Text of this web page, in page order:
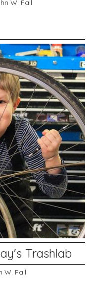
W. Fail
Trashlab
W. Fail